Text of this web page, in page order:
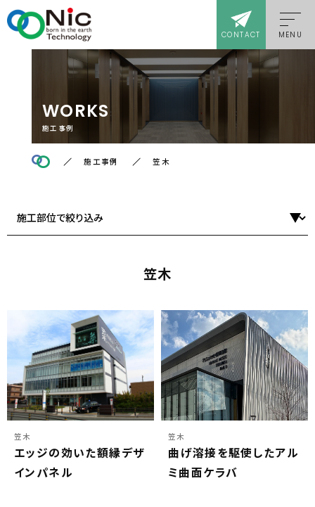
CONTACT MENU
WORKS
施工事例
施工事例 笠木
笠木
笠木
エッジの効いた額縁デザ
インパネル
笠木
曲げ溶接を駆使したアル
ミ曲面ケラバ